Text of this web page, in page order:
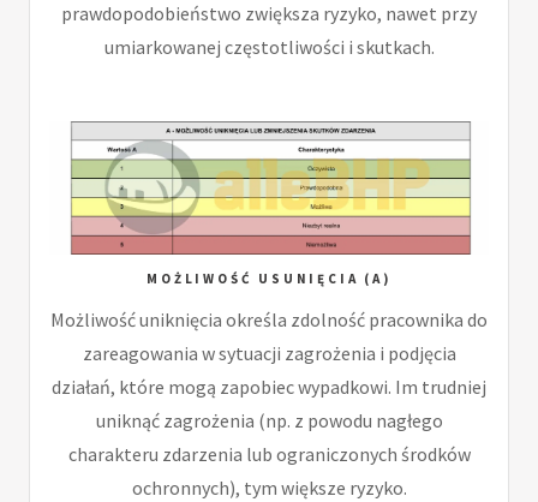
prawdopodobieństwo zwiększa ryzyko, nawet przy
umiarkowanej częstotliwości i skutkach.
MOŻLIWOŚĆ USUNIĘCIA (A)
Możliwość uniknięcia określa zdolność pracownika do
zareagowania w sytuacji zagrożenia i podjęcia
działań, które mogą zapobiec wypadkowi. Im trudniej
uniknąć zagrożenia (np. z powodu nagłego
charakteru zdarzenia lub ograniczonych środków
ochronnych), tym większe ryzyko.